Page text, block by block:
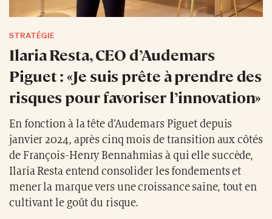
STRATÉGIE
Ilaria Resta, CEO d’Audemars
Piguet : «Je suis prête à prendre des
risques pour favoriser l’innovation»
En fonction à la tête d’Audemars Piguet depuis
janvier 2024, après cinq mois de transition aux côtés
de François-Henry Bennahmias à qui elle succède,
Ilaria Resta entend consolider les fondements et
mener la marque vers une croissance saine, tout en
cultivant le goût du risque.